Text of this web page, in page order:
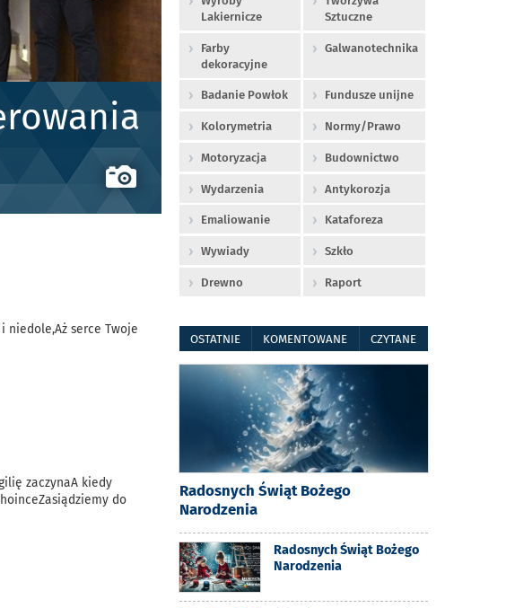
niedole,Aż serce Twoje
zaczynaA kiedy
do
Lakiernicze
Sztuczne
Farby
dekoracyjne
Galwanotechnika
Badanie Powłok Fundusze unijne
Kolorymetria Normy/Prawo
Motoryzacja Budownictwo
Wydarzenia Antykorozja
Emaliowanie Kataforeza
Wywiady Szkło
Drewno Raport
OSTATNIE KOMENTOWANE CZYTANE
Radosnych Świąt Bożego
Narodzenia
Radosnych Świąt Bożego
Narodzenia